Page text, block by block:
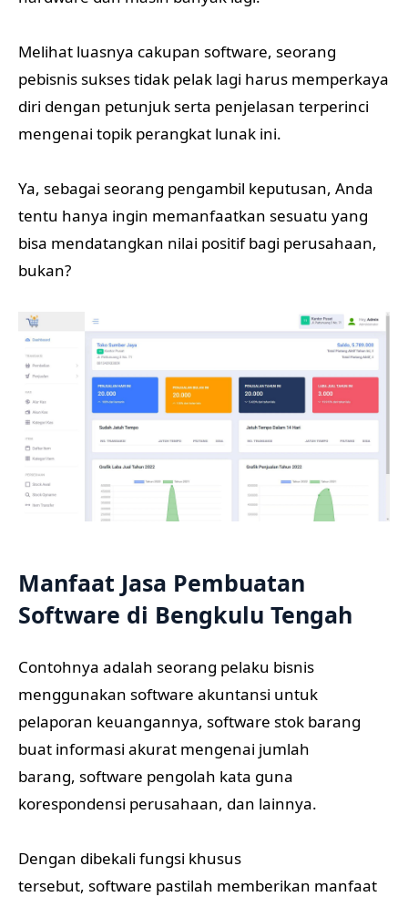
Melihat luasnya cakupan software, seorang
pebisnis sukses tidak pelak lagi harus memperkaya
diri dengan petunjuk serta penjelasan terperinci
mengenai topik perangkat lunak ini.
Ya, sebagai seorang pengambil keputusan, Anda
tentu hanya ingin memanfaatkan sesuatu yang
bisa mendatangkan nilai positif bagi perusahaan,
bukan?
Manfaat Jasa Pembuatan
Software di Bengkulu Tengah
Contohnya adalah seorang pelaku bisnis
menggunakan software akuntansi untuk
pelaporan keuangannya, software stok barang
buat informasi akurat mengenai jumlah
barang, software pengolah kata guna
korespondensi perusahaan, dan lainnya.
Dengan dibekali fungsi khusus
tersebut, software pastilah memberikan manfaat